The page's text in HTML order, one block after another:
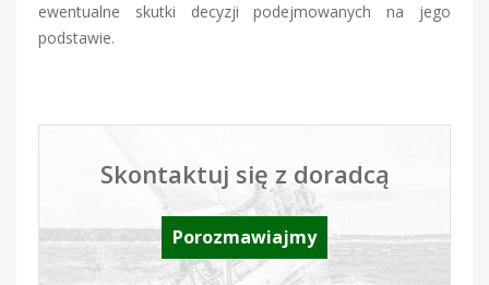
ewentualne skutki decyzji podejmowanych na jego
podstawie.
Skontaktuj się z doradcą
Porozmawiajmy